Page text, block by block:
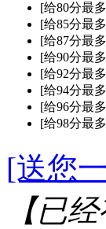
[给80分最
[给85分最
[给87分最
[给90分最
[给92分最
[给94分最
[给96分最
[给98分最
[送您
【已